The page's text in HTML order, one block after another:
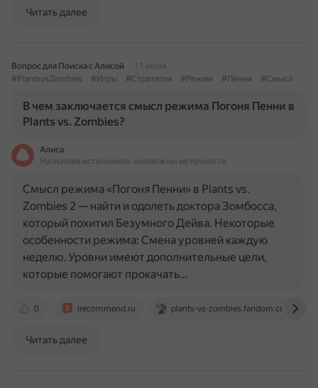
Читать далее
Вопрос для Поиска с Алисой
11 июля
#PlantsvsZombies
#Игры #Стратегия #Режим #Пенни #Смысл
В чем заключается смысл режима Погоня Пенни в
Plants vs. Zombies?
Алиса
На основе источников, возможны неточности
0 irecommend.ru plants-vs-zombies.fandom.com
Смысл режима «Погоня Пенни» в Plants vs.
Zombies 2 — найти и одолеть доктора Зомбосса,
который похитил Безумного Дейва. Некоторые
особенности режима: Смена уровней каждую
неделю. Уровни имеют дополнительные цели,
которые помогают прокачать…
Читать далее